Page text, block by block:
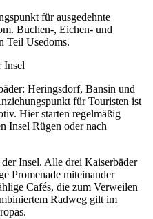
für ausgedehnte
Buchen-, Eichen- und
Teil Usedoms.
Insel
Heringsdorf, Bansin und
für Touristen ist
Hier starten regelmäßig
Insel Rügen oder nach
Insel. Alle drei Kaiserbäder
Promenade miteinander
Cafés, die zum Verweilen
Radweg gilt im